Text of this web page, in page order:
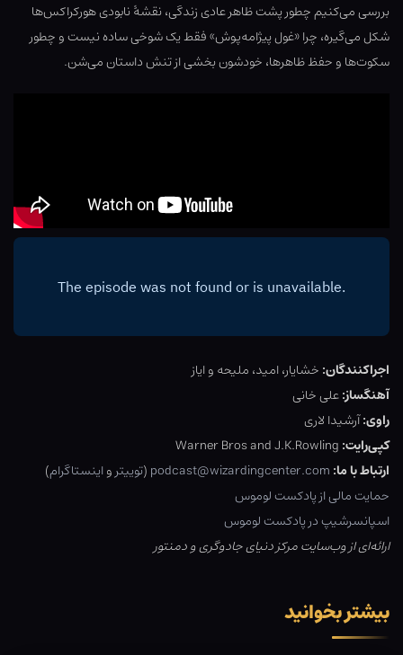
بررسی می‌کنیم چطور پشت ظاهر عادی زندگی، نقشهٔ نابودی هورکراکس‌ها
شکل می‌گیره، چرا «غول پیژامه‌پوش» فقط یک شوخی ساده نیست و چطور
سکوت‌ها و حفظ ظاهرها، خودشون بخشی از تنش داستان می‌شن.
اجراکنندگان: خشایار، امید، ملیحه و ایاز
آهنگساز:علی خانی
راوی:آرشیدا لاری
کپی‌رایت: Warner Bros and J.K.Rowling
ارتباط با ما: podcast@wizardingcenter.com
(توییترواینستاگرام)
حمایت مالی از پادکست لوموس
اسپانسرشیپ در پادکست لوموس
ارائه‌ای از وب‌سایت مرکز دنیای جادوگری و دمنتور
بیشتر بخوانید